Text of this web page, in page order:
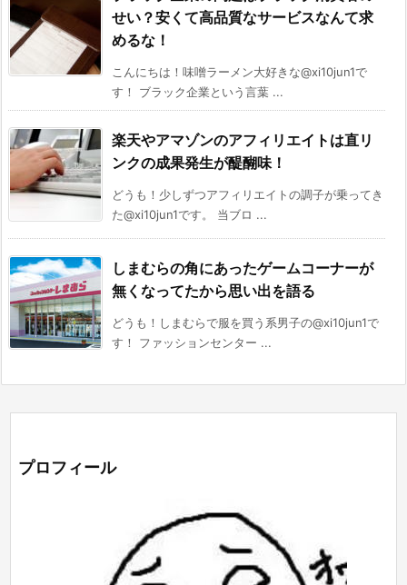
せい？安くて高品質なサービスなんて求
めるな！
こんにちは！味噌ラーメン大好きな@xi10jun1で
す！ ブラック企業という言葉 ...
楽天やアマゾンのアフィリエイトは直リ
ンクの成果発生が醍醐味！
どうも！少しずつアフィリエイトの調子が乗ってき
た@xi10jun1です。 当ブロ ...
しまむらの角にあったゲームコーナーが
無くなってたから思い出を語る
どうも！しまむらで服を買う系男子の@xi10jun1で
す！ ファッションセンター ...
プロフィール